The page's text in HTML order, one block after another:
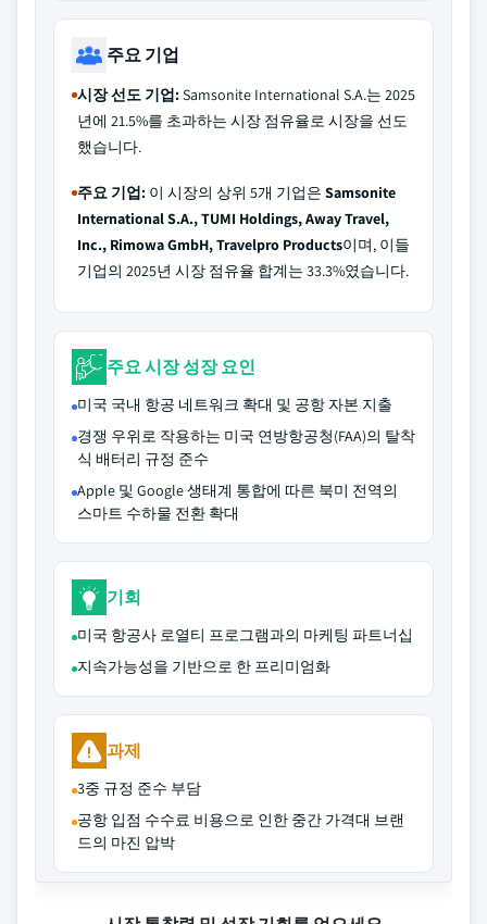
주요 기업
시장 선도 기업:Samsonite International S.A.는 2025
년에 21.5%를 초과하는 시장 점유율로 시장을 선도
했습니다.
주요 기업: 이 시장의 상위 5개 기업은 Samsonite
International S.A., TUMI Holdings, Away Travel,
Inc., Rimowa GmbH, Travelpro Products이며, 이들
기업의 2025년 시장 점유율 합계는 33.3%였습니다.
주요 시장 성장 요인
미국 국내 항공 네트워크 확대 및 공항 자본 지출
경쟁 우위로 작용하는 미국 연방항공청(FAA)의 탈착
식 배터리 규정 준수
Apple 및 Google 생태계 통합에 따른 북미 전역의
스마트 수하물 전환 확대
기회
미국 항공사 로열티 프로그램과의 마케팅 파트너십
지속가능성을 기반으로 한 프리미엄화
과제
3중 규정 준수 부담
공항 입점 수수료 비용으로 인한 중간 가격대 브랜
드의 마진 압박